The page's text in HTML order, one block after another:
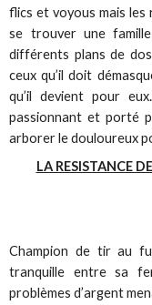
flics et voyous mais les
se trouver une
différents plans de
ceux qu’il doit
qu’il devient pour
passionnant et porté
arborer le douloureux
LA RESISTANCE
Champion de tir au
tranquille entre sa
problèmes d’argent